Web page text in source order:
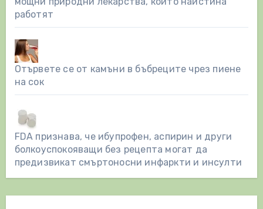
работят
Отървете се от камъни в бъбреците чрез пиене
на сок
FDA признава, че ибупрофен, аспирин и други
болкоуспокояващи без рецепта могат да
предизвикат смъртоносни инфаркти и инсулти